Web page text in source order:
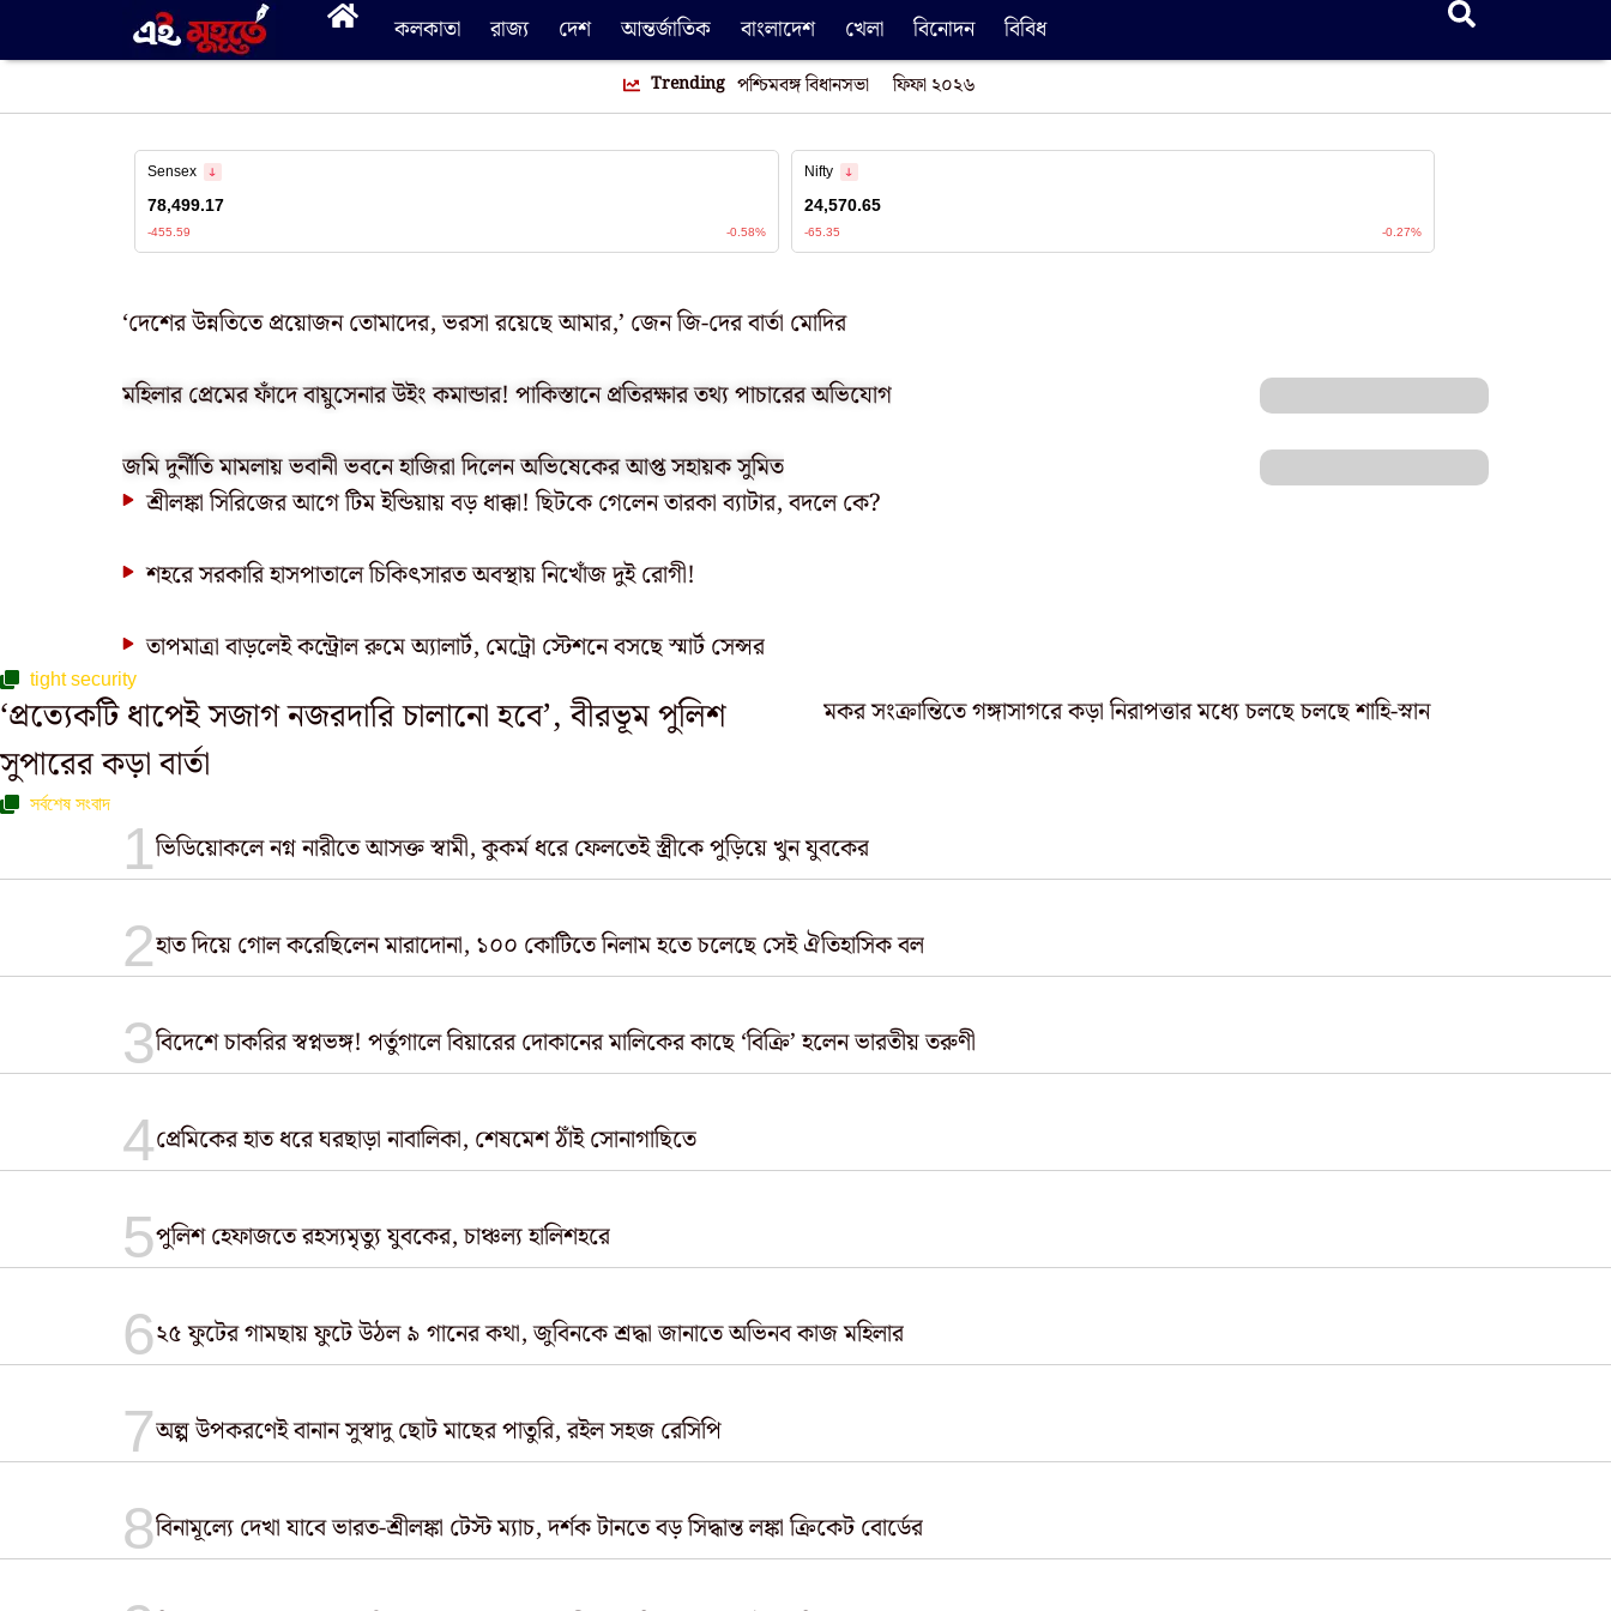
কলকাতা রাজ্য দেশ আন্তর্জাতিক বাংলাদেশ খেলা বিনোদন বিবিধ
Trending পশ্চিমবঙ্গ বিধানসভা ফিফা ২০২৬
‘দেশের উন্নতিতে প্রয়োজন তোমাদের, ভরসা রয়েছে আমার,’ জেন জি-দের বার্তা মোদির
মহিলার প্রেমের ফাঁদে বায়ুসেনার উইং কমান্ডার! পাকিস্তানে প্রতিরক্ষার তথ্য পাচারের অভিযোগ
জমি দুর্নীতি মামলায় ভবানী ভবনে হাজিরা দিলেন অভিষেকের আপ্ত সহায়ক সুমিত
শ্রীলঙ্কা সিরিজের আগে টিম ইন্ডিয়ায় বড় ধাক্কা! ছিটকে গেলেন তারকা ব্যাটার, বদলে কে?
শহরে সরকারি হাসপাতালে চিকিৎসারত অবস্থায় নিখোঁজ দুই রোগী!
তাপমাত্রা বাড়লেই কন্ট্রোল রুমে অ্যালার্ট, মেট্রো স্টেশনে বসছে স্মার্ট সেন্সর
tight security
‘‌প্রত্যেকটি ধাপেই সজাগ নজরদারি চালানো হবে’‌, বীরভূম পুলিশ
সুপারের কড়া বার্তা
মকর সংক্রান্তিতে গঙ্গাসাগরে কড়া নিরাপত্তার মধ্যে চলছে চলছে শাহি-স্নান
সর্বশেষ সংবাদ
ভিডিয়োকলে নগ্ন নারীতে আসক্ত স্বামী, কুকর্ম ধরে ফেলতেই স্ত্রীকে পুড়িয়ে খুন যুবকের
হাত দিয়ে গোল করেছিলেন মারাদোনা, ১০০ কোটিতে নিলাম হতে চলেছে সেই ঐতিহাসিক বল
বিদেশে চাকরির স্বপ্নভঙ্গ! পর্তুগালে বিয়ারের দোকানের মালিকের কাছে ‘বিক্রি’ হলেন ভারতীয় তরুণী
প্রেমিকের হাত ধরে ঘরছাড়া নাবালিকা, শেষমেশ ঠাঁই সোনাগাছিতে
পুলিশ হেফাজতে রহস্যমৃত্যু যুবকের, চাঞ্চল্য হালিশহরে
২৫ ফুটের গামছায় ফুটে উঠল ৯ গানের কথা, জুবিনকে শ্রদ্ধা জানাতে অভিনব কাজ মহিলার
অল্প উপকরণেই বানান সুস্বাদু ছোট মাছের পাতুরি, রইল সহজ রেসিপি
বিনামূল্যে দেখা যাবে ভারত-শ্রীলঙ্কা টেস্ট ম্যাচ, দর্শক টানতে বড় সিদ্ধান্ত লঙ্কা ক্রিকেট বোর্ডের